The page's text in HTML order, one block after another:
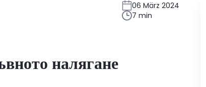
06 März 2024
7 min
налягане